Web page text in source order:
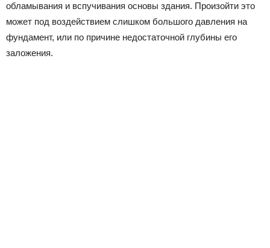
обламывания и вспучивания основы здания. Произойти это
может под воздействием слишком большого давления на
фундамент, или по причине недостаточной глубины его
заложения.